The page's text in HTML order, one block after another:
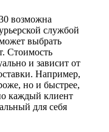
возможна
службой
выбрать
Стоимость
и зависит от
Например,
но и быстрее,
каждый клиент
для себя